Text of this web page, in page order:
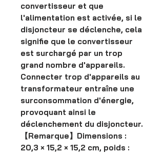
convertisseur et que
l'alimentation est activée, si le
disjoncteur se déclenche, cela
signifie que le convertisseur
est surchargé par un trop
grand nombre d'appareils.
Connecter trop d'appareils au
transformateur entraîne une
surconsommation d'énergie,
provoquant ainsi le
déclenchement du disjoncteur.
【Remarque】Dimensions :
20,3 × 15,2 × 15,2 cm, poids :